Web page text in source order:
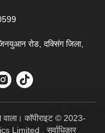
रोड, दक्सिंग जिला,
वाला। कॉपीराइट © 2023-
Limited . सर्वाधिकार